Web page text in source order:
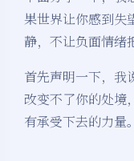
果世界让你感到失
静，不让负面情绪
首先声明一下，我
改变不了你的处境
有承受下去的力量。